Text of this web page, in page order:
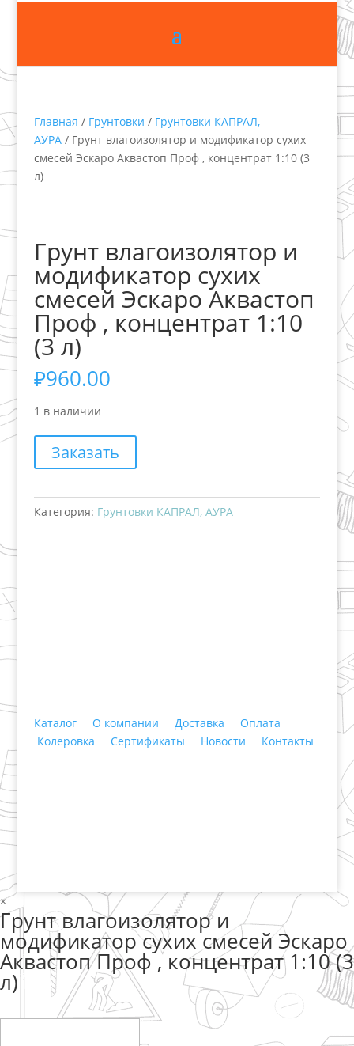
Главная / Грунтовки / Грунтовки КАПРАЛ,
АУРА/ Грунт влагоизолятор и модификатор сухих
смесей Эскаро Аквастоп Проф , концентрат 1:10 (3
л)
Грунт влагоизолятор и
модификатор сухих
смесей Эскаро Аквастоп
Проф , концентрат 1:10
(3 л)
₽960.00
1 в наличии
Заказать
Категория: Грунтовки КАПРАЛ, АУРА
Каталог О компании Доставка
Оплата
Колеровка
Сертификаты Новости Контакты
×
Грунт влагоизолятор и
модификатор сухих смесей Эскаро
Аквастоп Проф , концентрат 1:10 (3
л)